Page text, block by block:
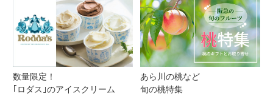
数量限定！
｢ロダス｣のアイスクリーム
あら川の桃など
旬の桃特集